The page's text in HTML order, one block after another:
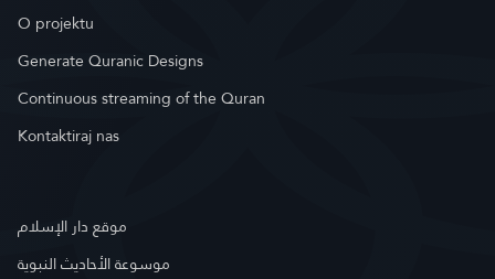
O projektu
Generate Quranic Designs
Continuous streaming of the Quran
Kontaktiraj nas
موقع دار الإسلام
موسوعة الأحاديث النبوية